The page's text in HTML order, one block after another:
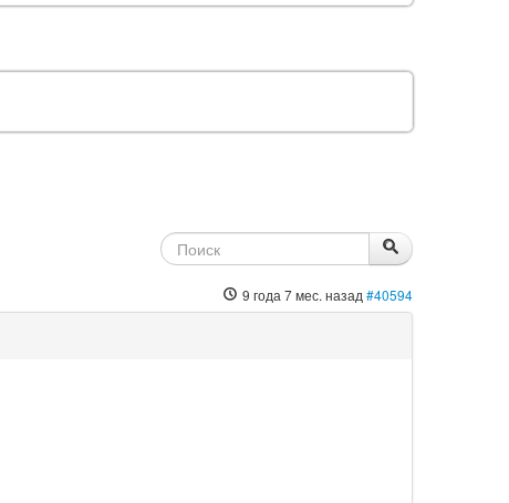
9 года 7 мес. назад #40594